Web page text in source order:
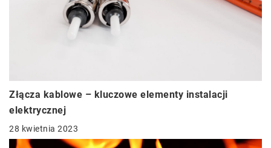
Złącza kablowe – kluczowe elementy instalacji
elektrycznej
28 kwietnia 2023